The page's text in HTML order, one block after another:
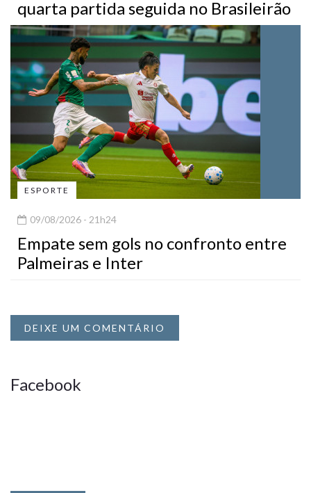
quarta partida seguida no Brasileirão
ESPORTE
09/08/2026 - 21h24
Empate sem gols no confronto entre
Palmeiras e Inter
DEIXE UM COMENTÁRIO
Facebook